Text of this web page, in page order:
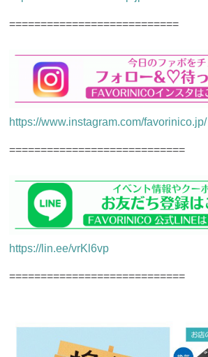
===========================
https://www.instagram.com/favorinico.jp/
============================
https://lin.ee/vrKl6vp
============================